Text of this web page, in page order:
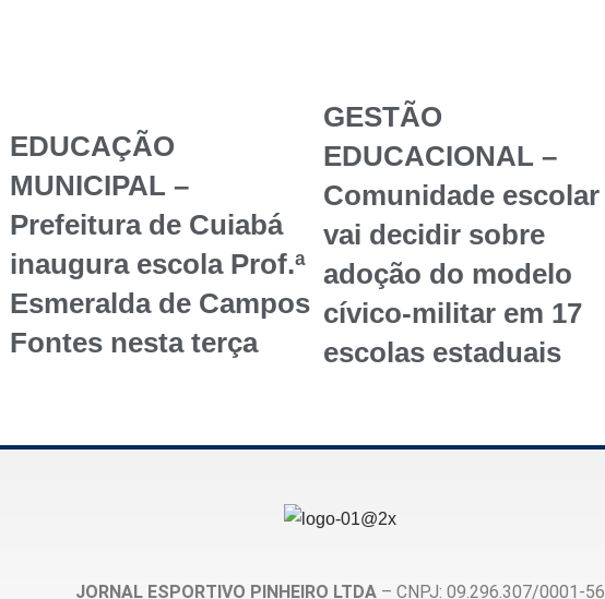
EDUCAÇÃO
MUNICIPAL –
Prefeitura de Cuiabá
inaugura escola Prof.ª
Esmeralda de Campos
Fontes nesta terça
GESTÃO
EDUCACIONAL –
Comunidade escolar
vai decidir sobre
adoção do modelo
cívico-militar em 17
escolas estaduais
JORNAL ESPORTIVO PINHEIRO LTDA– CNPJ: 09.296.307/0001-56